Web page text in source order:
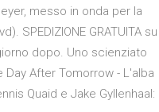
messo in onda per la
SPEDIZIONE GRATUITA su
dopo. Uno scienziato
After Tomorrow - L'alba
Quaid e Jake Gyllenhaal: